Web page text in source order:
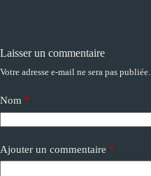
Laisser un commentaire
Votre adresse e-mail ne sera pas publiée.
Nom *
Ajouter un commentaire *
A
t
e
a
t